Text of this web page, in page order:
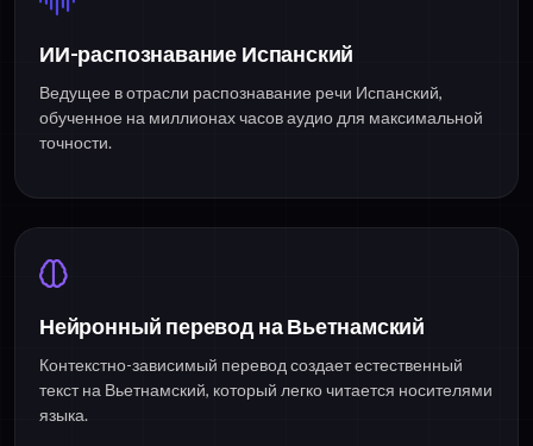
ИИ-распознавание Испанский
Ведущее в отрасли распознавание речи Испанский,
обученное на миллионах часов аудио для максимальной
точности.
Нейронный перевод на Вьетнамский
Контекстно-зависимый перевод создает естественный
текст на Вьетнамский, который легко читается носителями
языка.